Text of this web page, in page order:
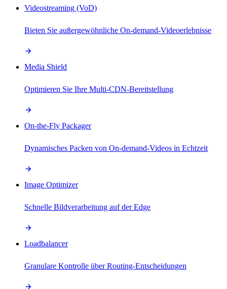
Videostreaming (VoD)
Bieten Sie außergewöhnliche On-demand-Videoerlebnisse
Media Shield
Optimieren Sie Ihre Multi-CDN-Bereitstellung
On-the-Fly Packager
Dynamisches Packen von On-demand-Videos in Echtzeit
Image Optimizer
Schnelle Bildverarbeitung auf der Edge
Loadbalancer
Granulare Kontrolle über Routing-Entscheidungen